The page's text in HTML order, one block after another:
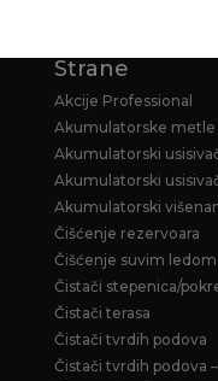
Strane
Akcije Professional
Akumulatorske metle
Akumulatorski
Akumulatorski
Akumulatorski
Čišćenje rezervoara
Čišćenje suvim ledom
Čistači stepenica/
Čistači terasa
Čistači tvrdih podova
Čistači tvrdih podova